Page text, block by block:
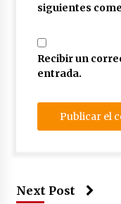
siguientes
Recibir un
entrada.
Next Post